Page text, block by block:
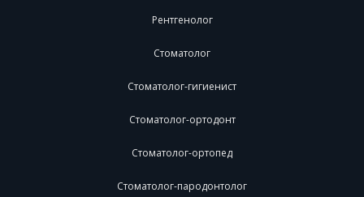
Рентгенолог
Стоматолог
Стоматолог-гигиенист
Стоматолог-ортодонт
Стоматолог-ортопед
Стоматолог-пародонтолог